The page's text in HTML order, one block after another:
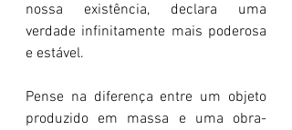
nossa existência, declara uma
verdade infinitamente mais poderosa
e estável.
Pense na diferença entre um objeto
produzido em massa e uma obra-